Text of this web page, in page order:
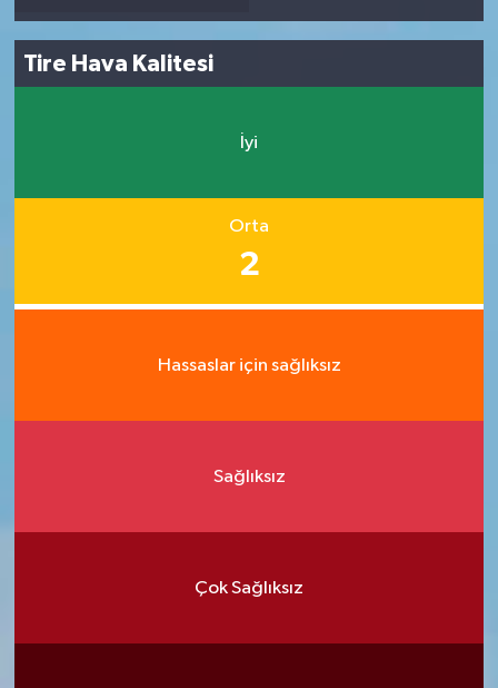
Tire Hava Kalitesi
İyi
Orta
2
Hassaslar için sağlıksız
Sağlıksız
Çok Sağlıksız